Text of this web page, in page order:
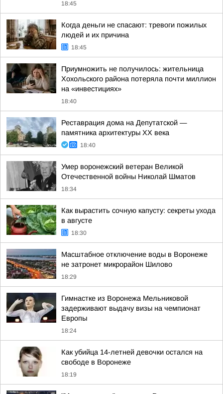
18:45
Когда деньги не спасают: тревоги пожилых
людей и их причина
18:45
Приумножить не получилось: жительница
Хохольского района потеряла почти миллион
на «инвестициях»
18:40
Реставрация дома на Депутатской —
памятника архитектуры ХХ века
18:40
Умер воронежский ветеран Великой
Отечественной войны Николай Шматов
18:34
Как вырастить сочную капусту: секреты ухода
в августе
18:30
Масштабное отключение воды в Воронеже
не затронет микрорайон Шилово
18:29
Гимнастке из Воронежа Мельниковой
задерживают выдачу визы на чемпионат
Европы
18:24
Как убийца 14-летней девочки остался на
свободе в Воронеже
18:19